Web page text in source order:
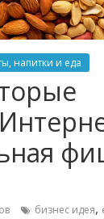
напитки и еда
бизнес идея,